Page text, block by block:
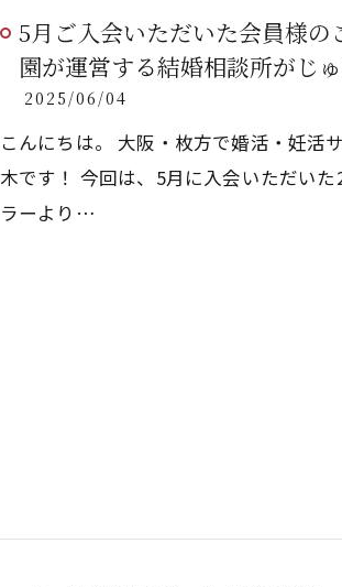
5月ご入会いただいた会員様
園が運営する結婚相談所がじ
2025/06/04
こんにちは。 大阪・枚方で婚活・妊活
木です！ 今回は、5月に入会いただい
ラーより…